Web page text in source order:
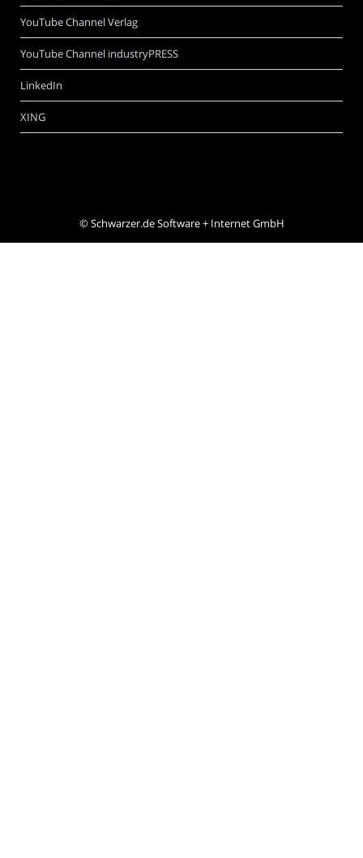
YouTube Channel Verlag
YouTube Channel industryPRESS
LinkedIn
XING
©Schwarzer.de Software + Internet GmbH